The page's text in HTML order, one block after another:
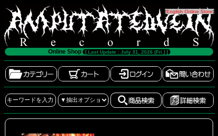
[English Online Store]
Online Shop [ Last Update : July 31, 2026 (Fri.) ]